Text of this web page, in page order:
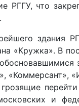
РГГУ, что
здания
«Кружка». В
и